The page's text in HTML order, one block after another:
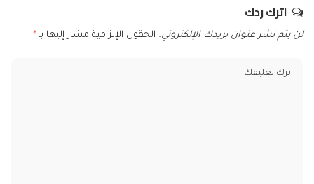
اترك ردك
لن يتم نشر عنوان بريدك الإلكتروني. الحقول الإلزامية مشار إليها بـ *